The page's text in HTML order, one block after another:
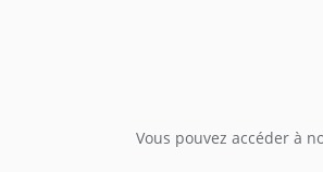
Vous pouvez accéder à